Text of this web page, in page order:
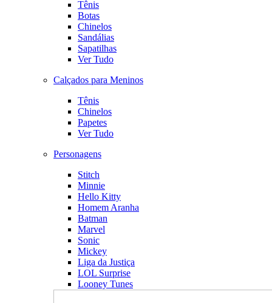
Tênis
Botas
Chinelos
Sandálias
Sapatilhas
Ver Tudo
Calçados para Meninos
Tênis
Chinelos
Papetes
Ver Tudo
Personagens
Stitch
Minnie
Hello Kitty
Homem Aranha
Batman
Marvel
Sonic
Mickey
Liga da Justiça
LOL Surprise
Looney Tunes